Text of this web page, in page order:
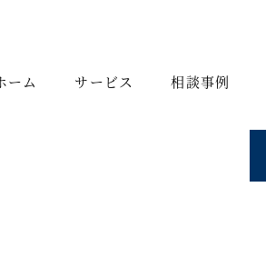
ーム サービス 相談事例